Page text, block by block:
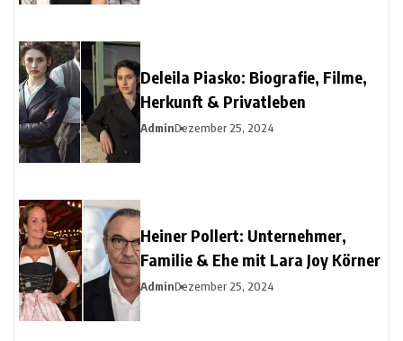
Deleila Piasko: Biografie, Filme,
Herkunft & Privatleben
AdminDezember 25, 2024
Heiner Pollert: Unternehmer,
Familie & Ehe mit Lara Joy Körner
AdminDezember 25, 2024